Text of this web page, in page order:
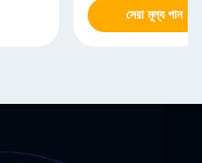
সেরা মূল্য পান